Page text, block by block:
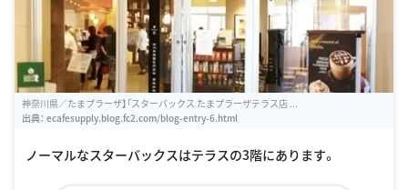
神奈川県／たまプラーザ】「スターバックス たまプラーザテラス店 ...
出典： ecafesupply.blog.fc2.com/blog-entry-6.html
ノーマルなスターバックスはテラスの3階にあります。